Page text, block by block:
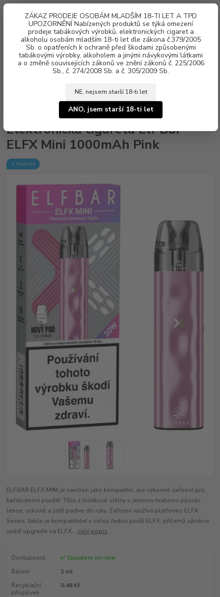
ZÁKAZ PRODEJE OSOBÁM MLADŠÍM 18-TI LET A TPD
UPOZORNĚNÍ Nabízených produktů se týká omezení
prodeje tabákových výrobků, elektronických cigaret a
alkoholu osobám mladším 18-ti let dle zákona č.379/2005
Sb. o opatřeních k ochraně před škodami způsobenými
tabákovými výrobky, alkoholem a jinými návykovými látkami
a o změně souvisejících zákonů ve znění zákonů č. 225/2006
Sb., č. 274/2008 Sb. a č. 305/2009 Sb.
NE, nejsem starší 18-ti let
ANO, jsem starší 18-ti let
Menu
za0 Kč
Elektronická cigareta Elf Bar
ELFX Mini 1000mAh Pink
⭐ Novinka
ELFBAR ELFX MINI je navržen jako kompaktní, ale výkonné zařízení pro
každodenní použití. Tělo z hliníkové slitiny s jemnou texturou působí
lehce, odolně a jistě padne do ruky. Zařízení využívá platformu ELFX
Series, takže je kompatibilní s celou řadou podů ELFX, přičemž výrobce
uvádí upgrade na ELFX... celý popis
Dostupnost
✅ Skladem on-line
Balení
2 ml
Recyklační
příspěvek
0,48 Kč